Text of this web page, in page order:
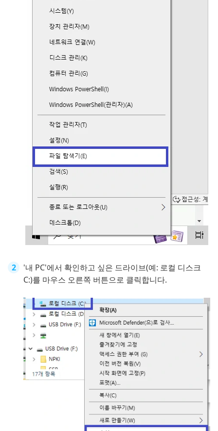
'내 PC'에서 확인하고 싶은 드라이브(예: 로컬 디스크
C:)를 마우스 오른쪽 버튼으로 클릭합니다.